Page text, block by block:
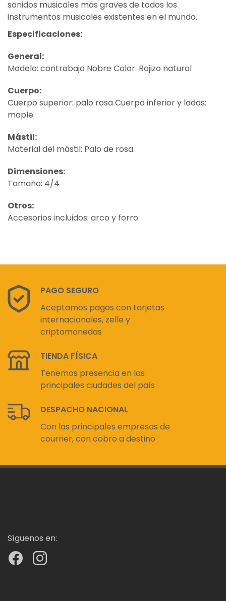
sonidos musicales más graves de todos los
instrumentos musicales existentes en el mundo.
Especificaciones:
General:
Modelo: contrabajo Nobre Color: Rojizo natural
Cuerpo:
Cuerpo superior: palo rosa Cuerpo inferior y lados:
maple
Mástil:
Material del mástil: Palo de rosa
Dimensiones:
Tamaño: 4/4
Otros:
Accesorios incluidos: arco y forro
PAGO SEGURO
Aceptamos pagos con tarjetas
internacionales, zelle y
criptomonedas
TIENDA FÍSICA
Tenemos presencia en las
principales ciudades del país
DESPACHO NACIONAL
Con las principales empresas de
courrier, con cobro a destino
Síguenos en: